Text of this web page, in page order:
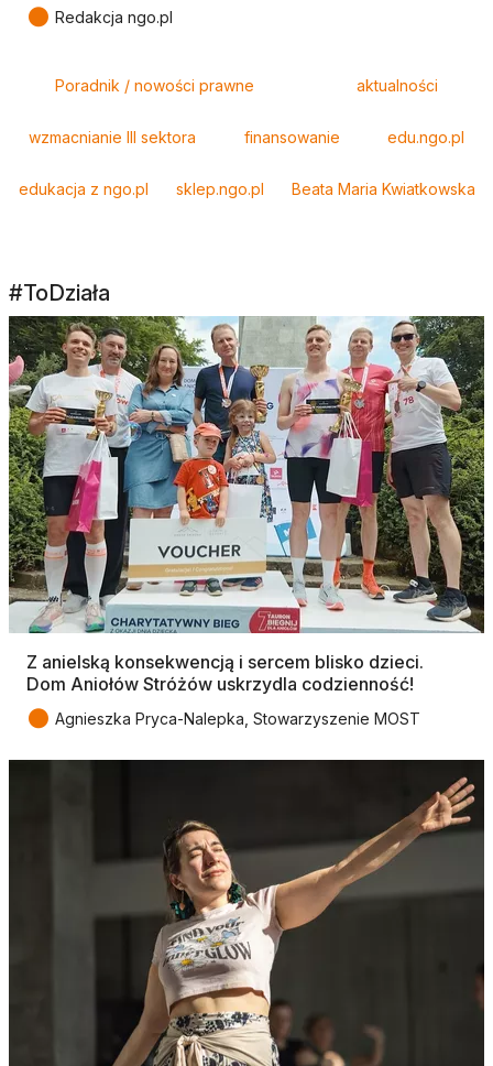
● Redakcja ngo.pl
Poradnik / nowości prawne aktualności
wzmacnianie III sektora finansowanie edu.ngo.pl
edukacja z ngo.pl sklep.ngo.pl Beata Maria Kwiatkowska
#ToDziała
Z anielską konsekwencją i sercem blisko dzieci.
Dom Aniołów Stróżów uskrzydla codzienność!
● Agnieszka Pryca-Nalepka, Stowarzyszenie MOST